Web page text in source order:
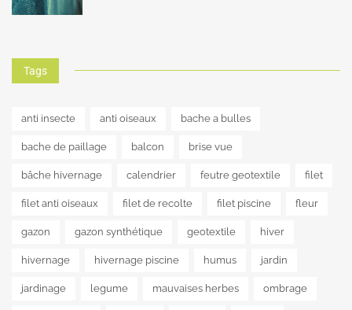
Tags
anti insecte anti oiseaux bache a bulles
bache de paillage balcon brise vue
bâche hivernage calendrier feutre geotextile filet
filet anti oiseaux filet de recolte filet piscine fleur
gazon gazon synthétique geotextile hiver
hivernage hivernage piscine humus jardin
jardinage legume mauvaises herbes ombrage